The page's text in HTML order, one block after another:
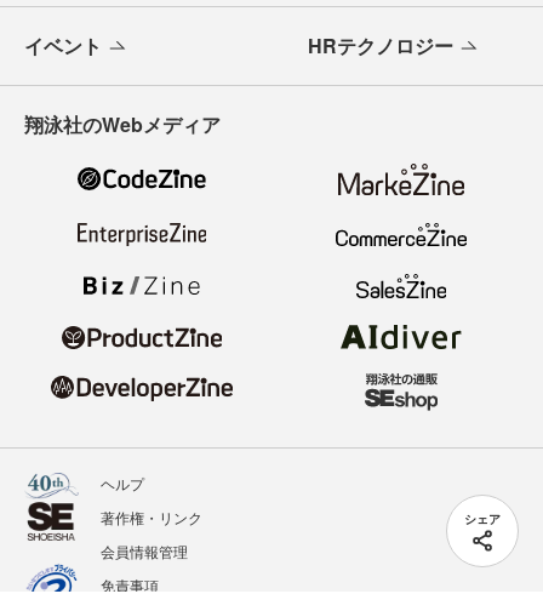
シェア
イベント HRテクノロジー
翔泳社のWebメディア
ヘルプ
著作権・リンク
会員情報管理
免責事項